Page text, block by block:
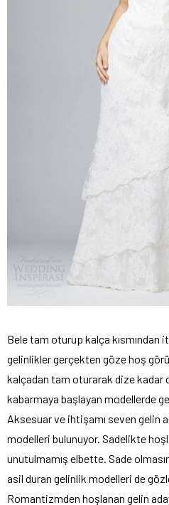
Bele tam oturup kalça kısmından
gelinlikler gerçekten göze hoş
kalçadan tam oturarak dize kadar
kabarmaya başlayan modellerde
Aksesuar ve ihtişamı seven gelin
modelleri bulunuyor. Sadelikte
unutulmamış elbette. Sade
asil duran gelinlik modelleri de
Romantizmden hoşlanan gelin